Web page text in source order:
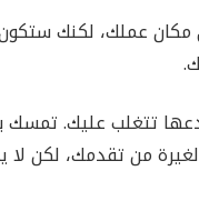
في مكان عملك، لكنك
من سنة 2024، لكن لا يجب أن تدعها تتغلب عليك.
من تقدمك، لكن لا